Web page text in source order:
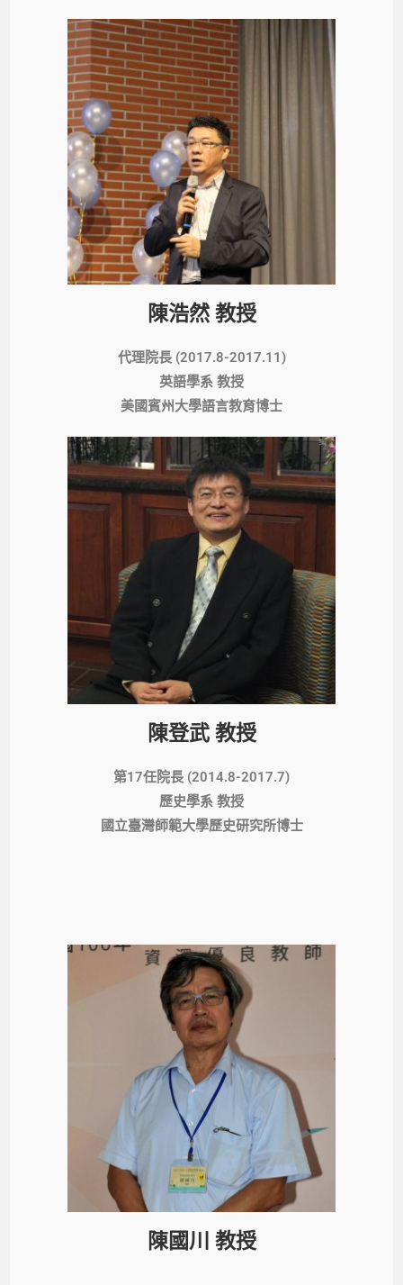
陳浩然 教授
代理院長 (2017.8-2017.11)
英語學系 教授
美國賓州大學語言教育博士​
陳登武 教授
第17任院長 (2014.8-2017.7)
歷史學系 教授
國立臺灣師範大學歷史研究所博士
陳國川 教授